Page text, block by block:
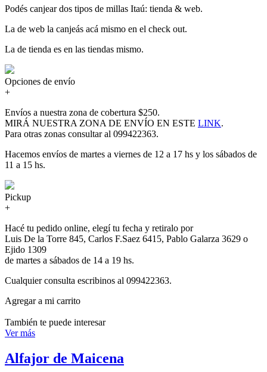
Podés canjear dos tipos de millas Itaú: tienda & web.
La de web la canjeás acá mismo en el check out.
La de tienda es en las tiendas mismo.
Opciones de envío
+
Envíos a nuestra zona de cobertura $250.
MIRÁ NUESTRA ZONA DE ENVÍO EN ESTE LINK.
Para otras zonas consultar al 099422363.
Hacemos envíos de martes a viernes de 12 a 17 hs y los sábados de
11 a 15 hs.
Pickup
+
Hacé tu pedido online, elegí tu fecha y retiralo por
Luis De la Torre 845, Carlos F.Saez 6415, Pablo Galarza 3629 o
Ejido 1309
de martes a sábados de 14 a 19 hs.
Cualquier consulta escribinos al 099422363.
Agregar a mi carrito
También te puede interesar
Ver más
Alfajor de Maicena